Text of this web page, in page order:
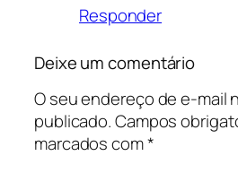
Responder
Deixe um comentário
O seu endereço de e-mail
publicado.Campos
marcados com*